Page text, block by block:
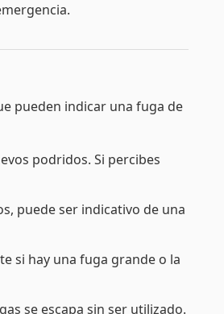
pueden indicar una fuga de
podridos. Si percibes
puede ser indicativo de una
si hay una fuga grande o la
se escapa sin ser utilizado.